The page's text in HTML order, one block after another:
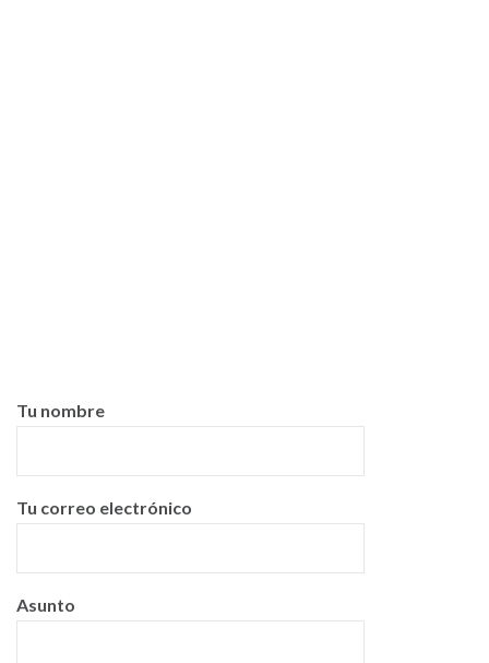
Tu nombre
Tu correo electrónico
Asunto